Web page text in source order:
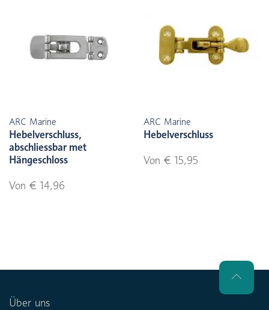
ARC Marine
Hebelverschluss,
abschliessbar met
Hängeschloss
Von € 14,96
ARC Marine
Hebelverschluss
Von € 15,95
Über uns